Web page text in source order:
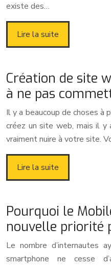
existe des…
Lire la suite
Création de site
à ne pas
Il y a beaucoup de choses à
créez un site web, mais il y
vraiment nuire à votre site.
Lire la suite
Pourquoi le
nouvelle priorité
Le nombre d’internautes
smartphone ne cesse